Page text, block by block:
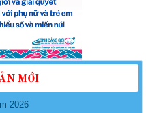
MỚI
thực hiện đề án “hỗ trợ phụ nữ
địa bàn tỉnh khánh hòa
nữ khởi nghiệp giai đoạn 2026
2026
2026